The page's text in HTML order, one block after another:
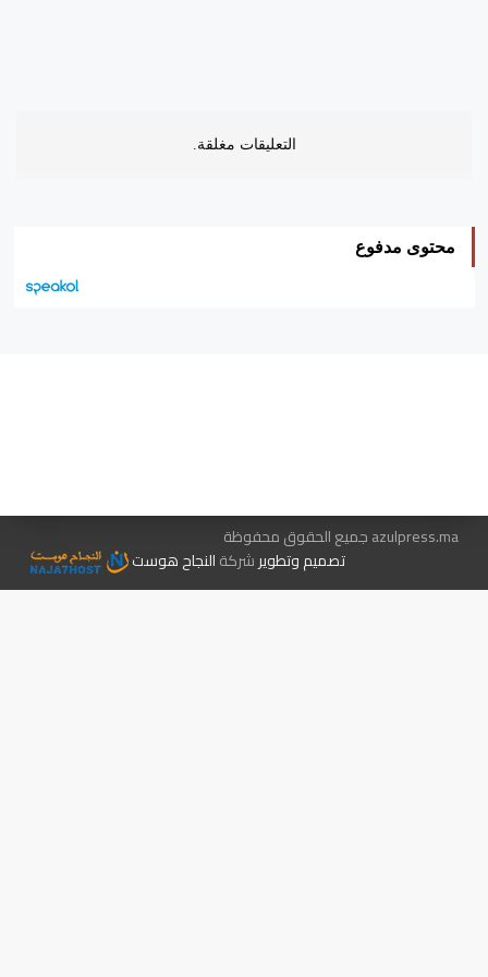
التعليقات مغلقة.
محتوى مدفوع
azulpress.ma جميع الحقوق محفوظة
تصميم وتطويرشركةالنجاح هوست